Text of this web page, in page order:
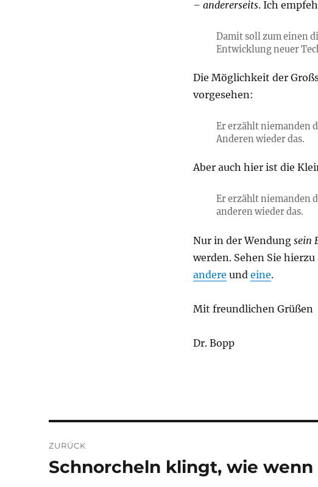
– andererseits. Ich
Damit soll zum einen
Entwicklung neuer
Die Möglichkeit der
vorgesehen:
Er erzählt niemanden
Anderen wieder das.
Aber auch hier ist die
Er erzählt niemanden
anderen wieder das.
Nur in der Wendung sein
werden. Sehen Sie
andere und eine.
Mit freundlichen Grüßen
Dr. Bopp
ZURÜCK
Vorheriger
Schnorcheln klingt, wie